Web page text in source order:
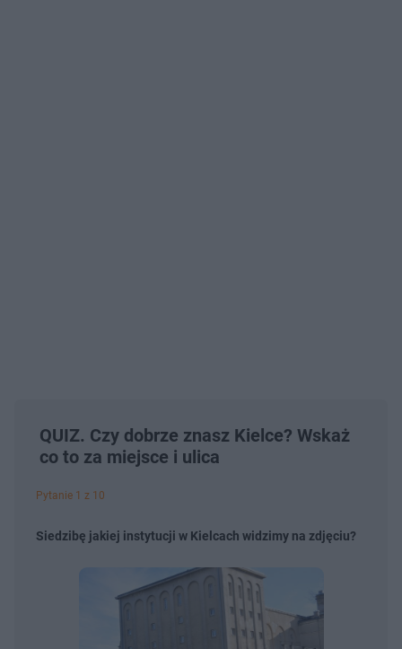
QUIZ. Czy dobrze znasz Kielce? Wskaż
co to za miejsce i ulica
Pytanie 1 z 10
Siedzibę jakiej instytucji w Kielcach widzimy na zdjęciu?